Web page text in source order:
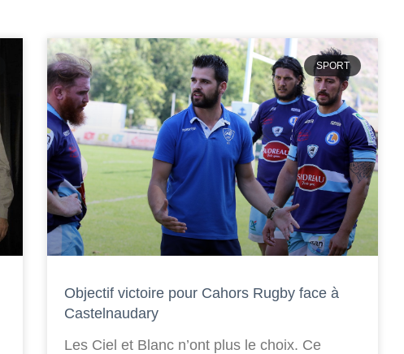
SPORT
Objectif victoire pour Cahors Rugby face à
Castelnaudary
Les Ciel et Blanc n’ont plus le choix. Ce